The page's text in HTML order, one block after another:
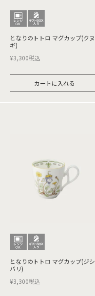
となりのトトロ マグカップ(クヌ
ギ)
¥3,300税込
カートに入れる
となりのトトロ マグカップ(ジシ
バリ)
¥3,300税込